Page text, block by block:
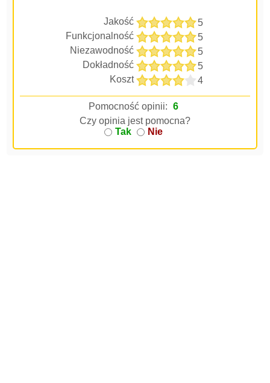
Jakość
5
Funkcjonalność
5
Niezawodność
5
Dokładność
5
Koszt
4
Pomocność opinii: 6
Czy opinia jest pomocna?
Tak
Nie